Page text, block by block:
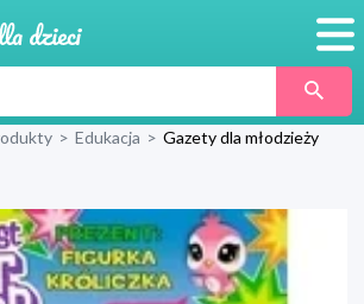
Produkty
Blog
> Edukacja > Gazety dla młodzieży